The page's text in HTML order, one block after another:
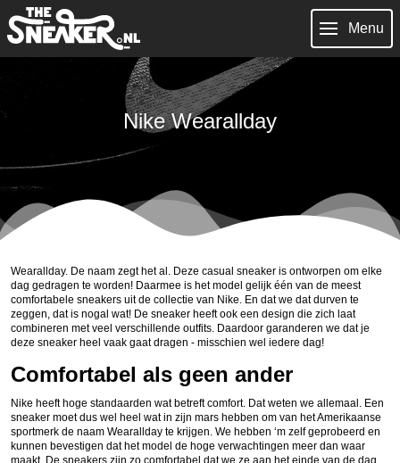
Menu
Nike Wearallday
Wearallday. De naam zegt het al. Deze casual sneaker is ontworpen om elke
dag gedragen te worden! Daarmee is het model gelijk één van de meest
comfortabele sneakers uit de collectie van Nike. En dat we dat durven te
zeggen, dat is nogal wat! De sneaker heeft ook een design die zich laat
combineren met veel verschillende outfits. Daardoor garanderen we dat je
deze sneaker heel vaak gaat dragen - misschien wel iedere dag!
Comfortabel als geen ander
Nike heeft hoge standaarden wat betreft comfort. Dat weten we allemaal. Een
sneaker moet dus wel heel wat in zijn mars hebben om van het Amerikaanse
sportmerk de naam Wearallday te krijgen. We hebben ‘m zelf geprobeerd en
kunnen bevestigen dat het model de hoge verwachtingen meer dan waar
maakt. De sneakers zijn zo comfortabel dat we ze aan het einde van de dag